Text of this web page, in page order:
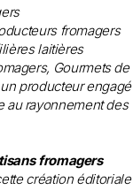
fromagers
laitières
Gourmets de
producteur engagé
au rayonnement des
fromagers
création éditoriale